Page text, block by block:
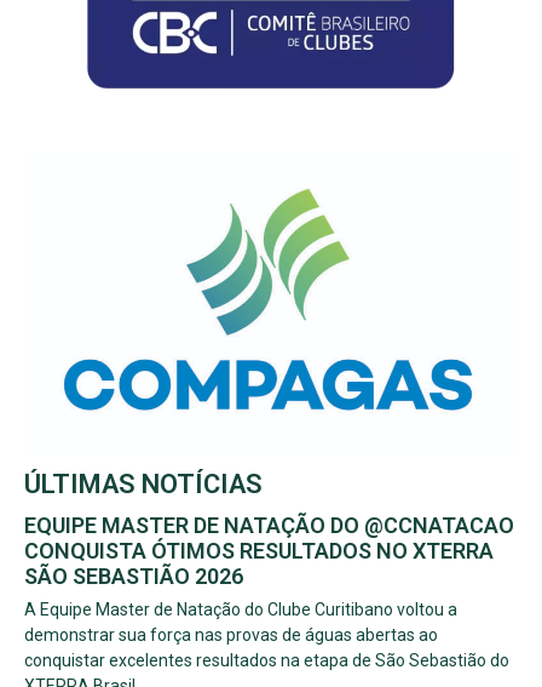
ÚLTIMAS NOTÍCIAS
EQUIPE MASTER DE NATAÇÃO DO @CCNATACAO
CONQUISTA ÓTIMOS RESULTADOS NO XTERRA
SÃO SEBASTIÃO 2026
A Equipe Master de Natação do Clube Curitibano voltou a
demonstrar sua força nas provas de águas abertas ao
conquistar excelentes resultados na etapa de São Sebastião do